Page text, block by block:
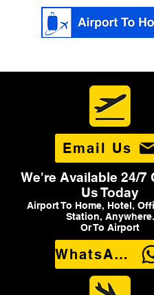
Email Us
We're Available 24/7
Us Today
Airport To Home, Hotel,
Station, Anywhere.
Or To Airport
WhatsApp Us